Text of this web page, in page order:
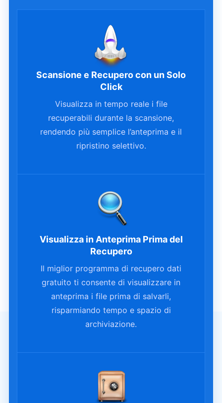
Scansione e Recupero con un Solo
Click
Visualizza in tempo reale i file
recuperabili durante la scansione,
rendendo più semplice l’anteprima e il
ripristino selettivo.
Visualizza in Anteprima Prima del
Recupero
Il miglior programma di recupero dati
gratuito ti consente di visualizzare in
anteprima i file prima di salvarli,
risparmiando tempo e spazio di
archiviazione.